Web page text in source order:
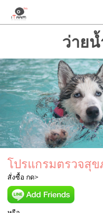
ว่าย
โปรแกรมตรวจสุข
สั่งซื้อ กด>